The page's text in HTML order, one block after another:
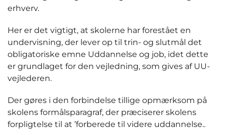
erhverv.
Her er det vigtigt, at skolerne har forestået en
undervisning, der lever op til trin- og slutmål det
obligatoriske emne Uddannelse og job, idet dette
er grundlaget for den vejledning, som gives af UU-
vejlederen.
Der gøres i den forbindelse tillige opmærksom på
skolens formålsparagraf, der præciserer skolens
forpligtelse til at ’forberede til videre uddannelse..